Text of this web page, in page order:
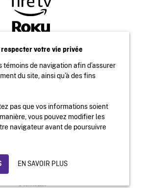
Accessibilité
renseignements personnels
national du film du Canada
respecter votre vie privée
témoins de navigation afin d’assurer
du site, ainsi qu’à des fins
pas que vos informations soient
vous pouvez modifier les
navigateur avant de poursuivre
EN SAVOIR PLUS